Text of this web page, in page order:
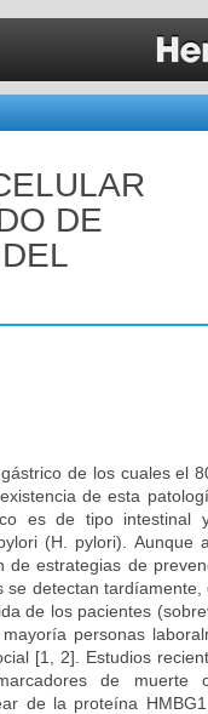
DE
de los cuales el
de esta
es de tipo intestinal
(H. pylori). Aunque
de estrategias de
se detectan tardíamente,
de los pacientes
personas
[1, 2]. Estudios
de muerte
de la proteína